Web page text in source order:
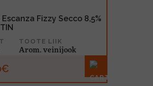
Fizzy Secco 8,5%
TOOTE LIIK
Arom. veinijook